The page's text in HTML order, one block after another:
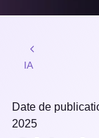
IA
Date de
2025